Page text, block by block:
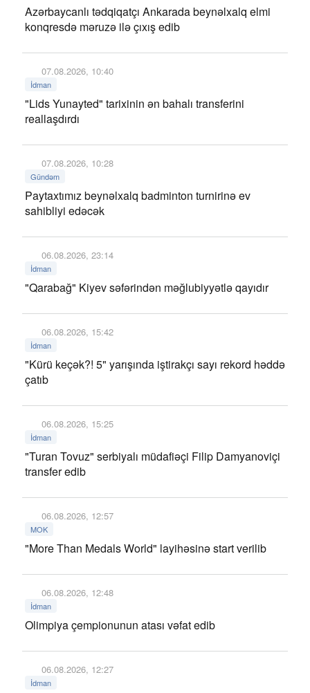
Azərbaycanlı tədqiqatçı Ankarada beynəlxalq elmi
konqresdə məruzə ilə çıxış edib
07.08.2026, 10:40
İdman
"Lids Yunayted" tarixinin ən bahalı transferini
reallaşdırdı
07.08.2026, 10:28
Gündəm
Paytaxtımız beynəlxalq badminton turnirinə ev
sahibliyi edəcək
06.08.2026, 23:14
İdman
"Qarabağ" Kiyev səfərindən məğlubiyyətlə qayıdır
06.08.2026, 15:42
İdman
"Kürü keçək?! 5" yarışında iştirakçı sayı rekord həddə
çatıb
06.08.2026, 15:25
İdman
"Turan Tovuz" serbiyalı müdafiəçi Filip Damyanoviçi
transfer edib
06.08.2026, 12:57
MOK
"More Than Medals World" layihəsinə start verilib
06.08.2026, 12:48
İdman
Olimpiya çempionunun atası vəfat edib
06.08.2026, 12:27
İdman